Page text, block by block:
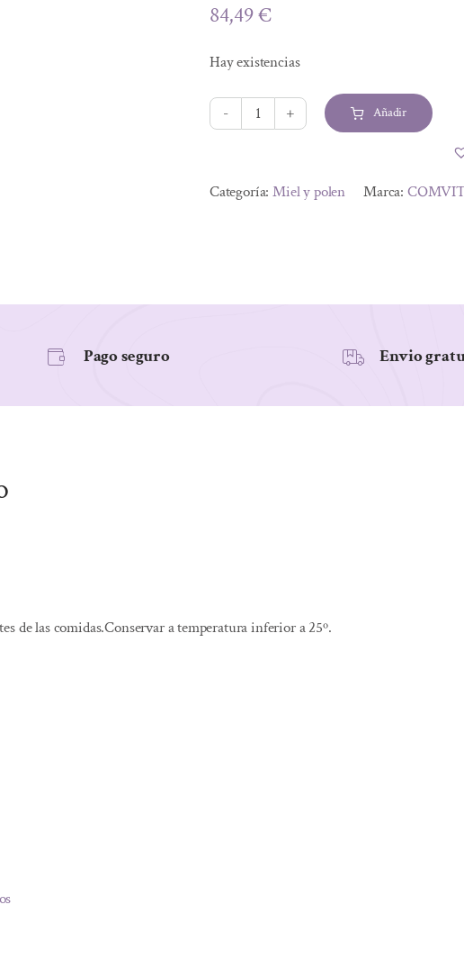
84,49€
Hay existencias
MIEL
UMF
(MGO
Añadir
Categoría:Miel y polen Marca:
Pago seguro Envio
de las comidas.Conservar a temperatura inferior a 25º.